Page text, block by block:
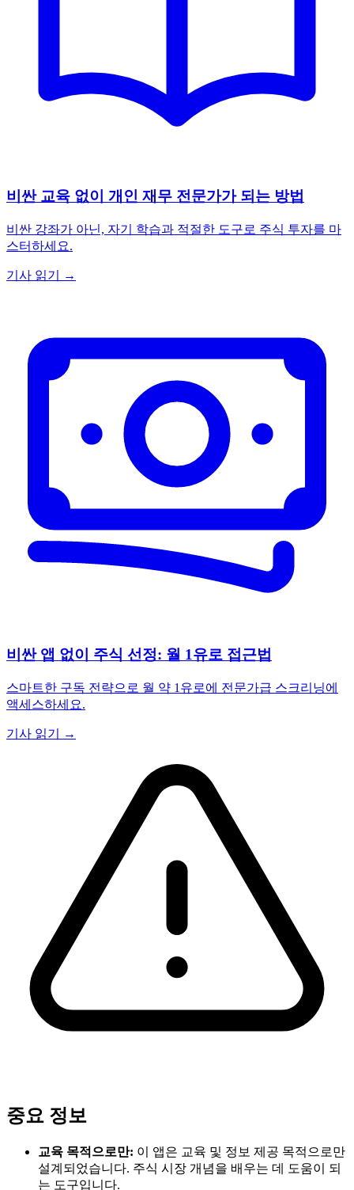
비싼 교육 없이 개인 재무 전문가가 되는 방법
비싼 강좌가 아닌, 자기 학습과 적절한 도구로 주식 투자를 마
스터하세요.
기사 읽기 →
비싼 앱 없이 주식 선정: 월 1유로 접근법
스마트한 구독 전략으로 월 약 1유로에 전문가급 스크리닝에
액세스하세요.
기사 읽기 →
중요 정보
교육 목적으로만: 이 앱은 교육 및 정보 제공 목적으로만
설계되었습니다. 주식 시장 개념을 배우는 데 도움이 되
는 도구입니다.